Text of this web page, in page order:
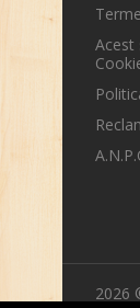
Acest
2026